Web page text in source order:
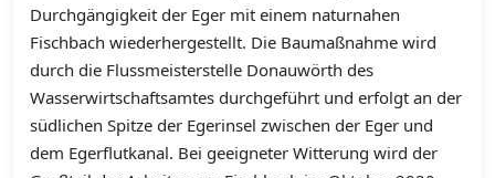
Durchgängigkeit der Eger mit einem naturnahen
Fischbach wiederhergestellt. Die Baumaßnahme wird
durch die Flussmeisterstelle Donauwörth des
Wasserwirtschaftsamtes durchgeführt und erfolgt an der
südlichen Spitze der Egerinsel zwischen der Eger und
dem Egerflutkanal. Bei geeigneter Witterung wird der